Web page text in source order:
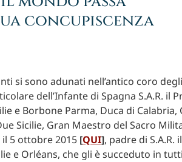
concupiscenza
si sono adunati nell’antico coro degli
dell’Infante di Spagna S.A.R. il
e Borbone Parma, Duca di Calabria,
Sicilie, Gran Maestro del Sacro
5 ottobre 2015 [QUI], padre di S.A.R.
e Orléans, che gli è succeduto in